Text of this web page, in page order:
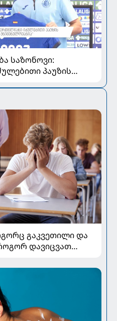
საზონოვი:
პაუზის
გაკვეთილი და
დავიცვათ